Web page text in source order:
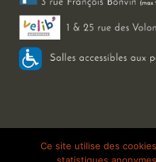
Copyright 2026 Le Bal Blomet |
Ce site utilise des